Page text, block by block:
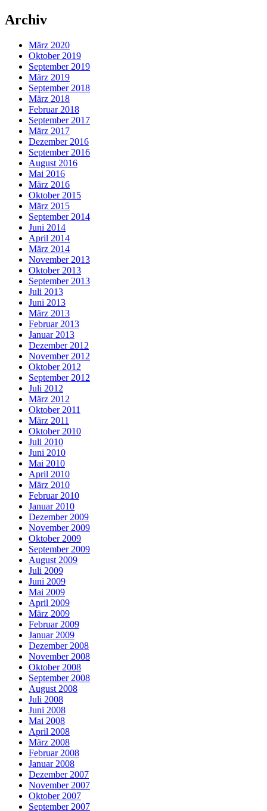
Archiv
März 2020
Oktober 2019
September 2019
März 2019
September 2018
März 2018
Februar 2018
September 2017
März 2017
Dezember 2016
September 2016
August 2016
Mai 2016
März 2016
Oktober 2015
März 2015
September 2014
Juni 2014
April 2014
März 2014
November 2013
Oktober 2013
September 2013
Juli 2013
Juni 2013
März 2013
Februar 2013
Januar 2013
Dezember 2012
November 2012
Oktober 2012
September 2012
Juli 2012
März 2012
Oktober 2011
März 2011
Oktober 2010
Juli 2010
Juni 2010
Mai 2010
April 2010
März 2010
Februar 2010
Januar 2010
Dezember 2009
November 2009
Oktober 2009
September 2009
August 2009
Juli 2009
Juni 2009
Mai 2009
April 2009
März 2009
Februar 2009
Januar 2009
Dezember 2008
November 2008
Oktober 2008
September 2008
August 2008
Juli 2008
Juni 2008
Mai 2008
April 2008
März 2008
Februar 2008
Januar 2008
Dezember 2007
November 2007
Oktober 2007
September 2007